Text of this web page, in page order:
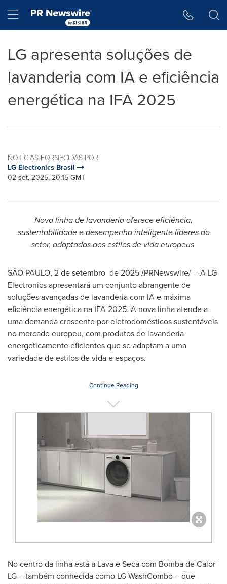
Hamburger menu
LG apresenta soluções de
lavanderia com IA e eficiência
energética na IFA 2025
NOTÍCIAS FORNECIDAS POR
LG Electronics Brasil
02 set, 2025, 20:15 GMT
Nova linha de lavanderia oferece eficiência,
sustentabilidade e desempenho inteligente líderes do
setor, adaptados aos estilos de vida europeus
SÃO PAULO, 2 de setembro de 2025/PRNewswire/ -- A LG
Electronics apresentará um conjunto abrangente de
soluções avançadas de lavanderia com IA e máxima
eficiência energética na IFA 2025. A nova linha atende a
uma demanda crescente por eletrodomésticos sustentáveis
no mercado europeu, com produtos de lavanderia
energeticamente eficientes que se adaptam a uma
variedade de estilos de vida e espaços.
Continue Reading
No centro da linha está a Lava e Seca com Bomba de Calor
LG – também conhecida como LG WashCombo – que